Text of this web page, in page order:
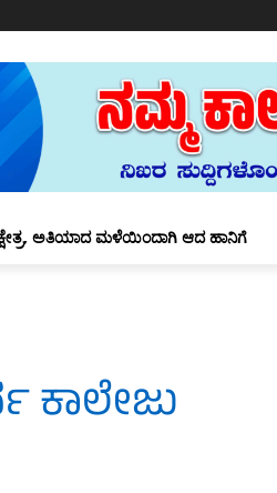
ಅತಿಯಾದ ಮಳೆಯಿಂದಾಗಿ ಆದ ಹಾನಿಗೆ
ಕಾಲೇಜು